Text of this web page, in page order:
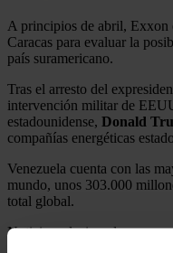
A principios de abril, Exxon
Caracas para evaluar la
país suramericano.
Tras el arresto del
intervención militar de
estadounidense, Donald
compañías energéticas
Venezuela cuenta con las
mundo, unos 303.000
total global.
Noticias relacionadas